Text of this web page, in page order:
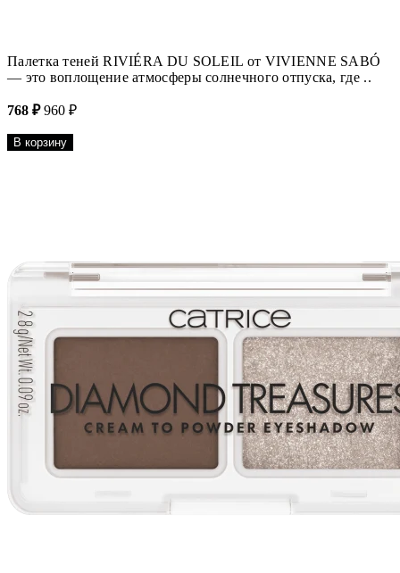
Палетка теней RIVIÉRA DU SOLEIL от VIVIENNE SABÓ
— это воплощение атмосферы солнечного отпуска, где ..
768 ₽ 960 ₽
В корзину